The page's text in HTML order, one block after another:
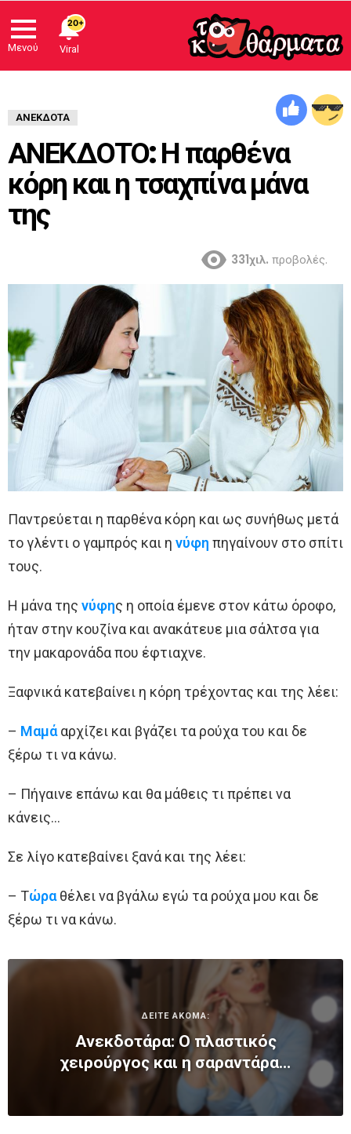
Μενού
ΑΝΈΚΔΟΤΑ
ΑΝΕΚΔΟΤΟ: Η παρθένα
κόρη και η τσαχπίνα μάνα
της
331χιλ. προβολές.
Παντρεύεται η παρθένα κόρη και ως συνήθως μετά
το γλέντι ο γαμπρός και η νύφη πηγαίνουν στο σπίτι
τους.
Η μάνα της νύφης η οποία έμενε στον κάτω όροφο,
ήταν στην κουζίνα και ανακάτευε μια σάλτσα για
την μακαρονάδα που έφτιαχνε.
Ξαφνικά κατεβαίνει η κόρη τρέχοντας και της λέει:
– Μαμάαρχίζει και βγάζει τα ρούχα του και δε
ξέρω τι να κάνω.
– Πήγαινε επάνω και θα μάθεις τι πρέπει να
κάνεις…
Σε λίγο κατεβαίνει ξανά και της λέει:
– Τώραθέλει να βγάλω εγώ τα ρούχα μου και δε
ξέρω τι να κάνω.
ΔΕΙΤΕ ΑΚΟΜΑ:
Ανεκδοτάρα: Ο πλαστικός
χειρούργος και η σαραντάρα…
20+
Viral